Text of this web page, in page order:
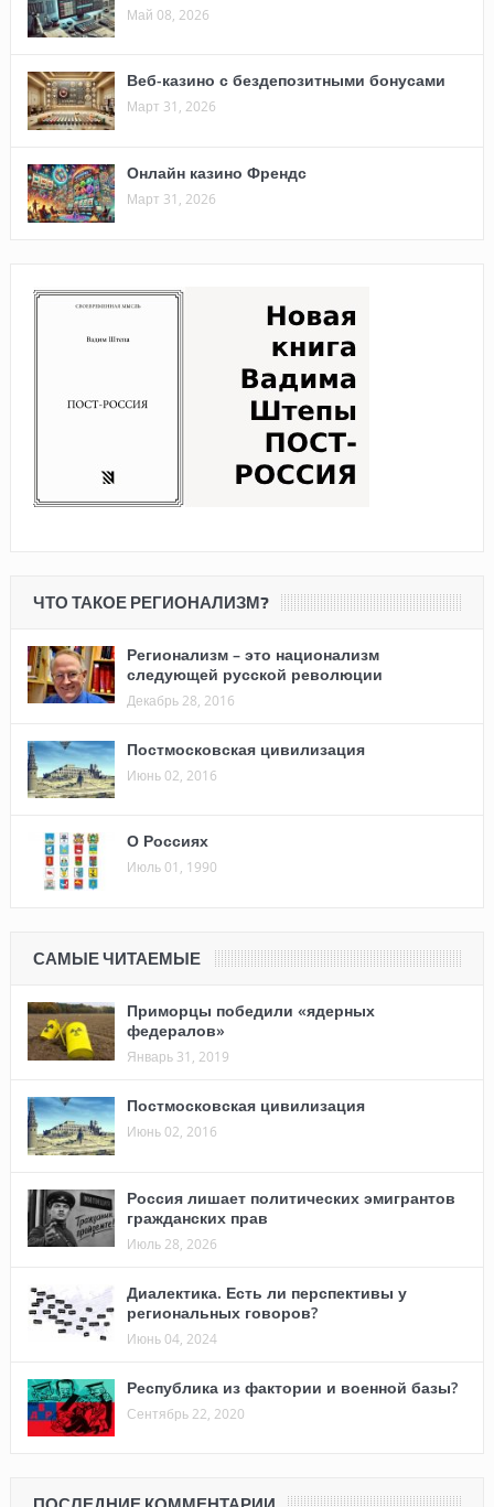
Май 08, 2026
Веб-казино с бездепозитными бонусами
Март 31, 2026
Онлайн казино Френдс
Март 31, 2026
ЧТО ТАКОЕ РЕГИОНАЛИЗМ?
Регионализм – это национализм
следующей русской революции
Декабрь 28, 2016
Постмосковская цивилизация
Июнь 02, 2016
О Россиях
Июль 01, 1990
САМЫЕ ЧИТАЕМЫЕ
Приморцы победили «ядерных
федералов»
Январь 31, 2019
Постмосковская цивилизация
Июнь 02, 2016
Россия лишает политических эмигрантов
гражданских прав
Июль 28, 2026
Диалектика. Есть ли перспективы у
региональных говоров?
Июнь 04, 2024
Республика из фактории и военной базы?
Сентябрь 22, 2020